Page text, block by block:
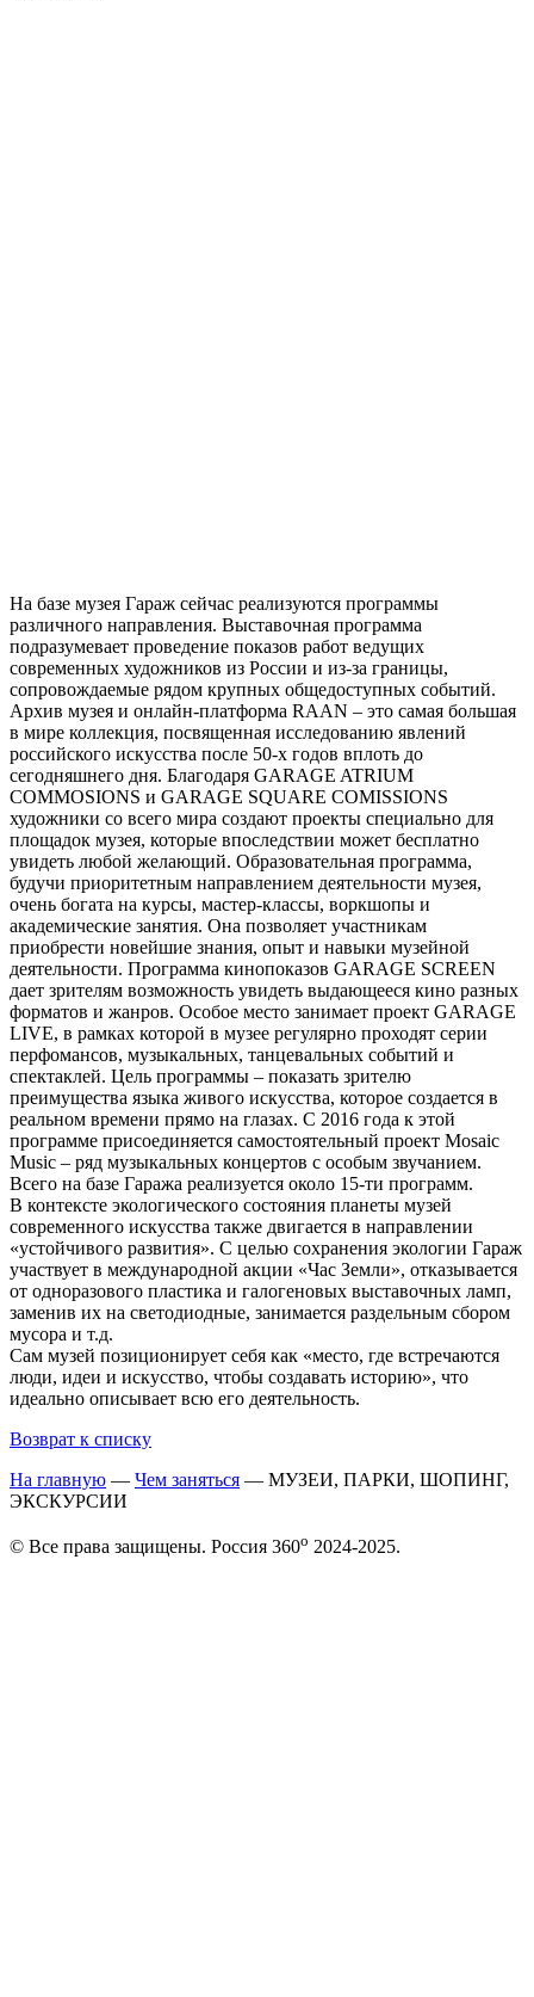
На базе музея Гараж сейчас реализуются программы
различного направления. Выставочная программа
подразумевает проведение показов работ ведущих
современных художников из России и из-за границы,
сопровождаемые рядом крупных общедоступных событий.
Архив музея и онлайн-платформа RAAN – это самая большая
в мире коллекция, посвященная исследованию явлений
российского искусства после 50-х годов вплоть до
сегодняшнего дня. Благодаря GARAGE ATRIUM
COMMOSIONS и GARAGE SQUARE COMISSIONS
художники со всего мира создают проекты специально для
площадок музея, которые впоследствии может бесплатно
увидеть любой желающий. Образовательная программа,
будучи приоритетным направлением деятельности музея,
очень богата на курсы, мастер-классы, воркшопы и
академические занятия. Она позволяет участникам
приобрести новейшие знания, опыт и навыки музейной
деятельности. Программа кинопоказов GARAGE SCREEN
дает зрителям возможность увидеть выдающееся кино разных
форматов и жанров. Особое место занимает проект GARAGE
LIVE, в рамках которой в музее регулярно проходят серии
перфомансов, музыкальных, танцевальных событий и
спектаклей. Цель программы – показать зрителю
преимущества языка живого искусства, которое создается в
реальном времени прямо на глазах. С 2016 года к этой
программе присоединяется самостоятельный проект Mosaic
Music – ряд музыкальных концертов с особым звучанием.
Всего на базе Гаража реализуется около 15-ти программ.
В контексте экологического состояния планеты музей
современного искусства также двигается в направлении
«устойчивого развития». С целью сохранения экологии Гараж
участвует в международной акции «Час Земли», отказывается
от одноразового пластика и галогеновых выставочных ламп,
заменив их на светодиодные, занимается раздельным сбором
мусора и т.д.
Сам музей позиционирует себя как «место, где встречаются
люди, идеи и искусство, чтобы создавать историю», что
идеально описывает всю его деятельность.
Возврат к списку
На главную — Чем заняться — МУЗЕИ, ПАРКИ, ШОПИНГ,
ЭКСКУРСИИ
© Все права защищены. Россия 360o 2024-2025.